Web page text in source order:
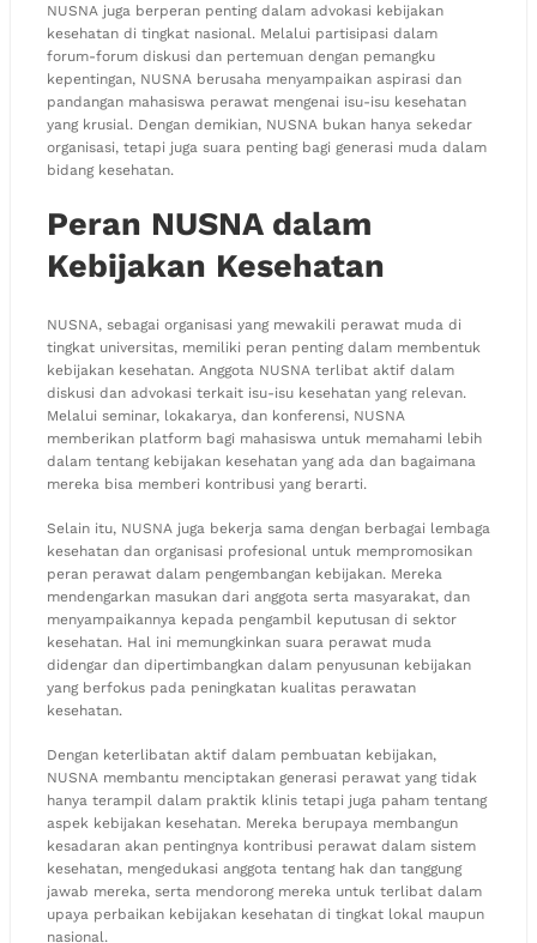
NUSNA juga berperan penting dalam advokasi kebijakan
kesehatan di tingkat nasional. Melalui partisipasi dalam
forum-forum diskusi dan pertemuan dengan pemangku
kepentingan, NUSNA berusaha menyampaikan aspirasi dan
pandangan mahasiswa perawat mengenai isu-isu kesehatan
yang krusial. Dengan demikian, NUSNA bukan hanya sekedar
organisasi, tetapi juga suara penting bagi generasi muda dalam
bidang kesehatan.
Peran NUSNA dalam
Kebijakan Kesehatan
NUSNA, sebagai organisasi yang mewakili perawat muda di
tingkat universitas, memiliki peran penting dalam membentuk
kebijakan kesehatan. Anggota NUSNA terlibat aktif dalam
diskusi dan advokasi terkait isu-isu kesehatan yang relevan.
Melalui seminar, lokakarya, dan konferensi, NUSNA
memberikan platform bagi mahasiswa untuk memahami lebih
dalam tentang kebijakan kesehatan yang ada dan bagaimana
mereka bisa memberi kontribusi yang berarti.
Selain itu, NUSNA juga bekerja sama dengan berbagai lembaga
kesehatan dan organisasi profesional untuk mempromosikan
peran perawat dalam pengembangan kebijakan. Mereka
mendengarkan masukan dari anggota serta masyarakat, dan
menyampaikannya kepada pengambil keputusan di sektor
kesehatan. Hal ini memungkinkan suara perawat muda
didengar dan dipertimbangkan dalam penyusunan kebijakan
yang berfokus pada peningkatan kualitas perawatan
kesehatan.
Dengan keterlibatan aktif dalam pembuatan kebijakan,
NUSNA membantu menciptakan generasi perawat yang tidak
hanya terampil dalam praktik klinis tetapi juga paham tentang
aspek kebijakan kesehatan. Mereka berupaya membangun
kesadaran akan pentingnya kontribusi perawat dalam sistem
kesehatan, mengedukasi anggota tentang hak dan tanggung
jawab mereka, serta mendorong mereka untuk terlibat dalam
upaya perbaikan kebijakan kesehatan di tingkat lokal maupun
nasional.